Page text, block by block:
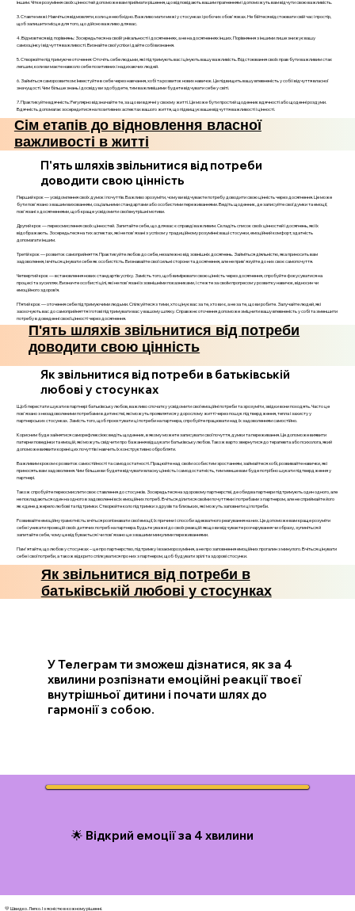
іншим. Чітке розуміння своїх цінностей допоможе вам приймати рішення, що відповідають вашим прагненням і допоможуть вам відчути свою важливість.
3. Ставте межі: Навчіться відмовляти, коли це необхідно. Важливо мати межі у стосунках і робочих обов'язках. Не бійтеся відстоювати свій час і простір,
щоб залишити місце для того, що дійсно важливо для вас.
4. Відмовтеся від порівнянь: Зосередьтеся на своїй унікальності і досягненнях, а не на досягненнях інших. Порівняння з іншими лише знижує вашу
самооцінку і відчуття важливості. Визнайте свої успіхи і дайте собі визнання.
5. Створюйте підтримуюче оточення: Оточіть себе людьми, які підтримують вас і цінують вашу важливість. Відстоювання своїх прав бути важливим стає
легшим, коли ви маєте навколо себе позитивних і надихаючих людей.
6. Займіться саморозвитком: Інвестуйте в себе через навчання, хобі та розвиток нових навичок. Це підвищить вашу впевненість у собі і відчуття власної
значущості. Чим більше знань і досвіду ви здобудете, тим важливішими будете відчувати себе у світі.
7. Практикуйте вдячність: Регулярно відзначайте те, за що ви вдячні у своєму житті. Це може бути простий щоденник вдячності або щоденні роздуми.
Вдячність допомагає зосередитися на позитивних аспектах вашого життя, що підвищує ваше відчуття важливості і цінності.
Сім етапів до відновлення власної
важливості в житті
П'ять шляхів звільнитися від потреби
доводити свою цінність
Перший крок — усвідомлення своїх думок і почуттів. Важливо зрозуміти, чому ви відчуваєте потребу доводити свою цінність через досягнення. Це може
бути пов'язано з вашим вихованням, соціальними стандартами або особистими переживаннями. Ведіть щоденник, де записуйте свої думки та емоції,
пов'язані з досягненнями, щоб краще усвідомити свої внутрішні мотиви.
Другий крок — переосмислення своїх цінностей. Запитайте себе, що для вас є справді важливим. Складіть список своїх цінностей і досягнень, які їх
відображають. Зосередьтеся на тих аспектах, які не пов'язані з успіхом у традиційному розумінні: ваші стосунки, емоційний комфорт, здатність
допомагати іншим.
Третій крок — розвиток самоприйняття. Практикуйте любов до себе, незалежно від зовнішніх досягнень. Займіться діяльністю, яка приносить вам
задоволення, і вчіться цінувати себе як особистість. Визнавайте свої сильні сторони та досягнення, але не прив'язуйте до них своє самопочуття.
Четвертий крок — встановлення нових стандартів успіху. Замість того, щоб вимірювати свою цінність через досягнення, спробуйте фокусуватися на
процесі та зусиллях. Визначте особисті цілі, які не пов'язані із зовнішніми показниками, і стежте за своїм прогресом у розвитку навичок, відносин чи
емоційного здоров’я.
П’ятий крок — оточення себе підтримуючими людьми. Спілкуйтеся з тими, хто цінує вас за те, хто ви є, а не за те, що ви робите. Залучайте людей, які
заохочують вас до самоприйняття і готові підтримувати вас у вашому шляху. Справжнє оточення допоможе зміцнити вашу впевненість у собі та зменшити
потребу в доведенні своєї цінності через досягнення.
П'ять шляхів звільнитися від потреби
доводити свою цінність
Як звільнитися від потреби в батьківській
любові у стосунках
Щоб перестати шукати в партнері батьківську любов, важливо спочатку усвідомити свої емоційні потреби та зрозуміти, звідки вони походять. Часто це
пов'язано з незадоволеними потребами в дитинстві, які можуть проявлятися у дорослому житті через пошук підтвердження, тепла і захисту у
партнерських стосунках. Замість того, щоб проєктувати ці потреби на партнера, спробуйте працювати над їх задоволенням самостійно.
Корисним буде зайнятися саморефлексією: ведіть щоденник, в якому можете записувати свої почуття, думки та переживання. Це допоможе виявити
патерни поведінки та емоцій, які можуть свідчити про бажання відшукати батьківську любов. Також варто звернутися до терапевта або психолога, який
допоможе виявити корені цих почуттів і навчить їх конструктивно обробляти.
Важливим кроком є розвиток самостійності та самодостатності. Працюйте над своїм особистим зростанням, займайтеся хобі, розвивайте навички, які
приносять вам задоволення. Чим більше ви будете відчувати власну цінність і самодостатність, тим менше вам буде потрібно шукати підтвердження у
партнері.
Також спробуйте переосмислити своє ставлення до стосунків. Зосередьтеся на здоровому партнерстві, де обидва партнери підтримують один одного, але
не покладаються один на одного в задоволенні всіх емоційних потреб. Вчіться ділитися своїми почуттями і потребами з партнером, але не сприймайте його
як єдине джерело любові та підтримки. Створюйте коло підтримки з друзів та близьких, які можуть заповнити ці потреби.
Розвивайте емоційну грамотність: вчіться розпізнавати свої емоції, їх причини і способи адекватного реагування на них. Це допоможе вам краще розуміти
себе і уникати проекцій своїх дитячих потреб на партнера. Будьте уважні до своїх реакцій: якщо ви відчуваєте розчарування чи образу, зупиніться й
запитайте себе, чому це відбувається і чи пов'язано це з вашими минулими переживаннями.
Пам'ятайте, що любов у стосунках – це про партнерство, підтримку і взаєморозуміння, а не про заповнення емоційних прогалин з минулого. Вчіться цінувати
себе і свої потреби, а також відкрито спілкуватися про них з партнером, щоб будувати зрілі та здорові стосунки.
Як звільнитися від потреби в
батьківській любові у стосунках
У Телеграм ти зможеш дізнатися, як за 4
хвилини розпізнати емоційні реакції твоєї
внутрішньої дитини і почати шлях до
гармонії з собою.
🌟 Відкрий емоції за 4 хвилини
💛 Швидко. Легко. І з ясністю в кожному рішенні.